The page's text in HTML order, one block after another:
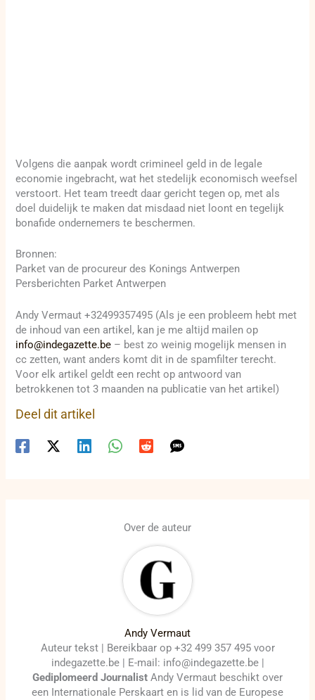
Volgens die aanpak wordt crimineel geld in de legale
economie ingebracht, wat het stedelijk economisch weefsel
verstoort. Het team treedt daar gericht tegen op, met als
doel duidelijk te maken dat misdaad niet loont en tegelijk
bonafide ondernemers te beschermen.
Bronnen:
Parket van de procureur des Konings Antwerpen
Persberichten Parket Antwerpen
Andy Vermaut +32499357495 (Als je een probleem hebt met
de inhoud van een artikel, kan je me altijd mailen op
info@indegazette.be – best zo weinig mogelijk mensen in
cc zetten, want anders komt dit in de spamfilter terecht.
Voor elk artikel geldt een recht op antwoord van
betrokkenen tot 3 maanden na publicatie van het artikel)
Deel dit artikel
Over de auteur
Andy Vermaut
Auteur tekst | Bereikbaar op +32 499 357 495 voor
indegazette.be | E-mail: info@indegazette.be |
Gediplomeerd Journalist Andy Vermaut beschikt over
een Internationale Perskaart en is lid van de Europese